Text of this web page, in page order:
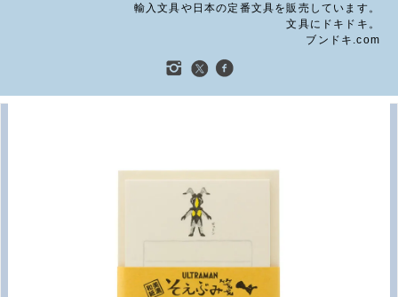
輸入文具や日本の定番文具を販売しています。
文具にドキドキ。
ブンドキ.com